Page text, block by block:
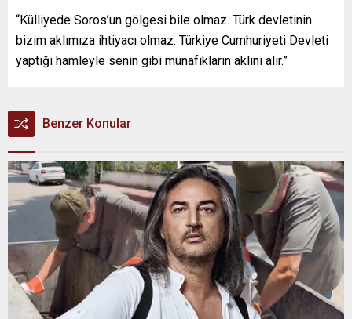
“Külliyede Soros’un gölgesi bile olmaz. Türk devletinin
bizim aklımıza ihtiyacı olmaz. Türkiye Cumhuriyeti Devleti
yaptığı hamleyle senin gibi münafıkların aklını alır.”
Benzer Konular